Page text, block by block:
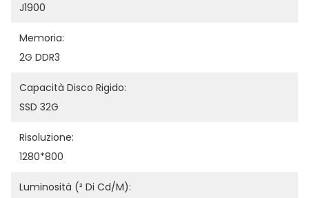
J1900
Memoria:
2G DDR3
Capacità Disco Rigido:
SSD 32G
Risoluzione:
1280*800
Luminosità (² Di Cd/m):